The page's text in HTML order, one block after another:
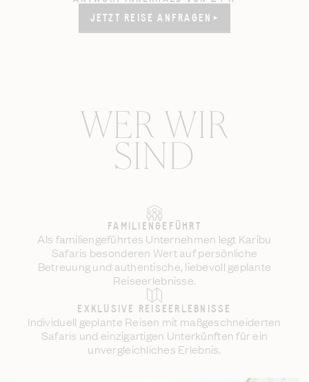
JETZT REISE ANFRAGEN
JETZT REISE ANFRAGEN
WER WIR
SIND
FAMILIENGEFÜHRT
Als familiengeführtes Unternehmen legt Karibu
Safaris besonderen Wert auf persönliche
Betreuung und authentische, liebevoll geplante
Reiseerlebnisse.
EXKLUSIVE REISEERLEBNISSE
Individuell geplante Reisen mit maßgeschneiderten
Safaris und einzigartigen Unterkünften für ein
unvergleichliches Erlebnis.